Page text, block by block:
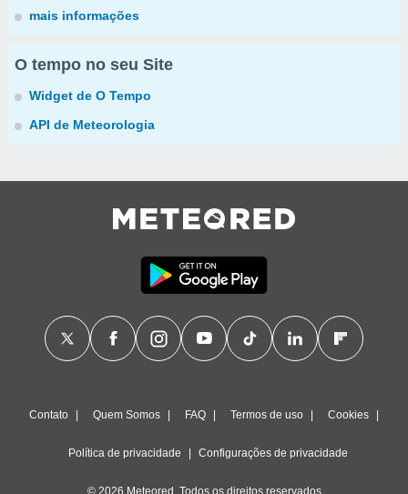
mais informações
O tempo no seu Site
Widget de O Tempo
API de Meteorologia
Contato Quem Somos FAQ Termos de uso Cookies
Política de privacidade Configurações de privacidade
© 2026 Meteored. Todos os direitos reservados